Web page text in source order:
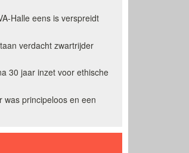
Halle eens is verspreidt
verdacht zwartrijder
30 jaar inzet voor ethische
was principeloos en een